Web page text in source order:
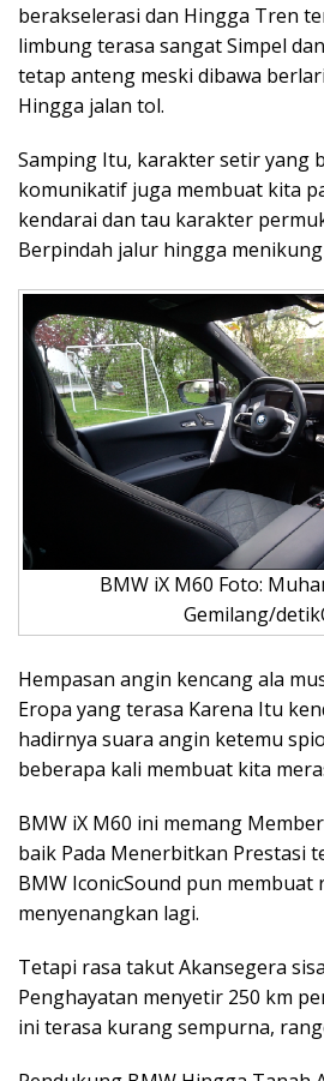
berakselerasi dan Hingga Tren
limbung terasa sangat Simpel
tetap anteng meski dibawa
Hingga jalan tol.
Samping Itu, karakter setir yang
komunikatif juga membuat kita
kendarai dan tau karakter
Berpindah jalur hingga
BMW iX M60 Foto:
Gemilang/
Hempasan angin kencang ala
Eropa yang terasa Karena Itu
hadirnya suara angin ketemu
beberapa kali membuat kita
BMW iX M60 ini memang
baik Pada Menerbitkan Prestasi
BMW IconicSound pun membuat
menyenangkan lagi.
Tetapi rasa takut Akansegera
Penghayatan menyetir 250 km
ini terasa kurang sempurna,